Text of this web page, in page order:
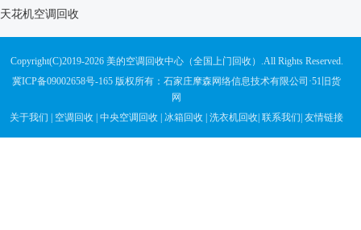
天花机空调回收
Copyright(C)2019-2026 美的空调回收中心（全国上门回收）.All Rights Reserved.
冀ICP备09002658号-165 版权所有：石家庄摩森网络信息技术有限公司·51旧货
网
关于我们
空调回收 中央空调回收 冰箱回收 洗衣机回收 联系我们 友情链接